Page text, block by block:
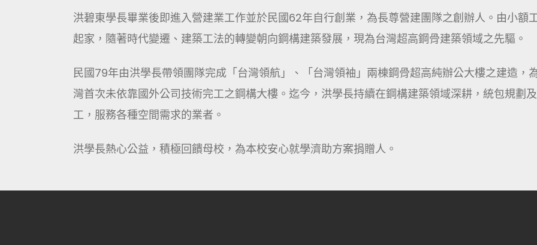
洪碧東學長畢業後即進入營建業工作並於民國62年自行創業，為長尊營建團隊之創辦人。由小額
起家，隨著時代變遷、建築工法的轉變朝向鋼構建築發展，現為台灣超高鋼骨建築領域之先驅。
民國79年由洪學長帶領團隊完成「台灣領航」、「台灣領袖」兩棟鋼骨超高純辦公大樓之建造，
灣首次未依靠國外公司技術完工之鋼構大樓。迄今，洪學長持續在鋼構建築領域深耕，統包規劃
工，服務各種空間需求的業者。
洪學長熱心公益，積極回饋母校，為本校安心就學濟助方案捐贈人。